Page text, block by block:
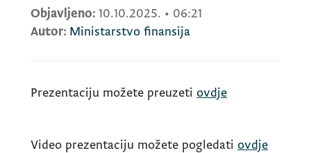
Objavljeno: 10.10.2025. • 06:21
Autor: Ministarstvo finansija
Prezentaciju možete preuzeti ovdje
Video prezentaciju možete pogledati ovdje